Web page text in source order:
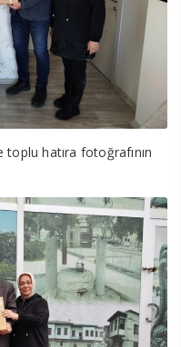
hatıra fotoğrafının